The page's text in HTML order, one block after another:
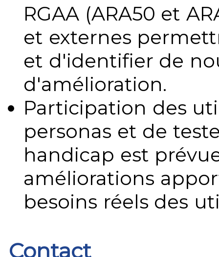
RGAA (ARA50 et
et externes
et d'identifier de
d'amélioration.
Participation des
personas et de
handicap est
améliorations
besoins réels des
Contact